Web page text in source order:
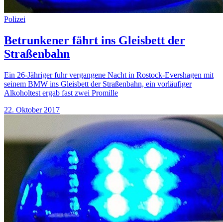
Polizei
Betrunkener fährt ins Gleisbett der
Straßenbahn
Ein 26-Jähriger fuhr vergangene Nacht in Rostock-Evershagen mit
seinem BMW ins Gleisbett der Straßenbahn, ein vorläufiger
Alkoholtest ergab fast zwei Promille
22. Oktober 2017